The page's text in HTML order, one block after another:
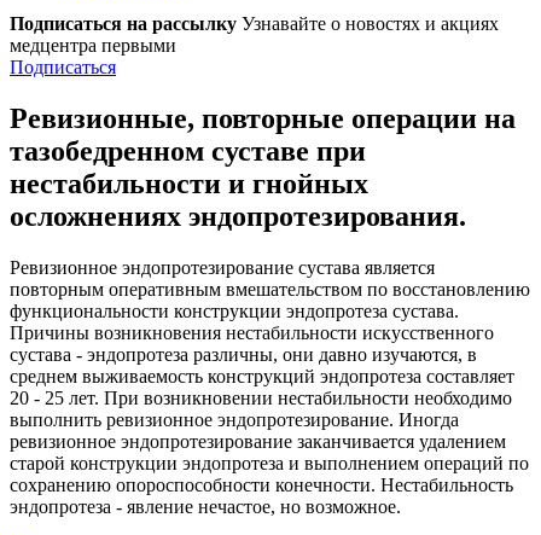
Подписаться на рассылку Узнавайте о новостях и акциях
медцентра первыми
Подписаться
Ревизионные, повторные операции на
тазобедренном суставе при
нестабильности и гнойных
осложнениях эндопротезирования.
Ревизионное эндопротезирование сустава является
повторным оперативным вмешательством по восстановлению
функциональности конструкции эндопротеза сустава.
Причины возникновения нестабильности искусственного
сустава - эндопротеза различны, они давно изучаются, в
среднем выживаемость конструкций эндопротеза составляет
20 - 25 лет. При возникновении нестабильности необходимо
выполнить ревизионное эндопротезирование. Иногда
ревизионное эндопротезирование заканчивается удалением
старой конструкции эндопротеза и выполнением операций по
сохранению опороспособности конечности. Нестабильность
эндопротеза - явление нечастое, но возможное.